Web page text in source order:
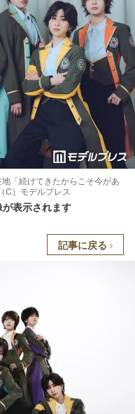
「続けてきたからこそ今があ
C）モデルプレス
表示されます
記事に戻る